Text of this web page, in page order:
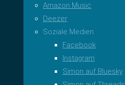
Amazon Music
Deezer
Soziale Medien
Facebook
Instagram
Simon auf Bluesky